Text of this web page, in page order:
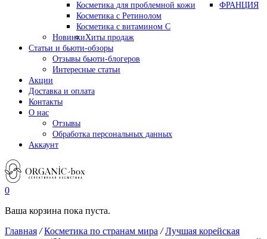
Косметика для проблемной кожи
Косметика с Ретинолом
Косметика с витамином С
ФРАНЦИЯ
НовинкиХиты продаж
Статьи и бьюти-обзоры
Отзывы бьюти-блогеров
Интересные статьи
Акции
Доставка и оплата
Контакты
О нас
Отзывы
Обработка персональных данных
Аккаунт
0
Ваша корзина пока пуста.
Главная /Косметика по странам мира /Лучшая корейская